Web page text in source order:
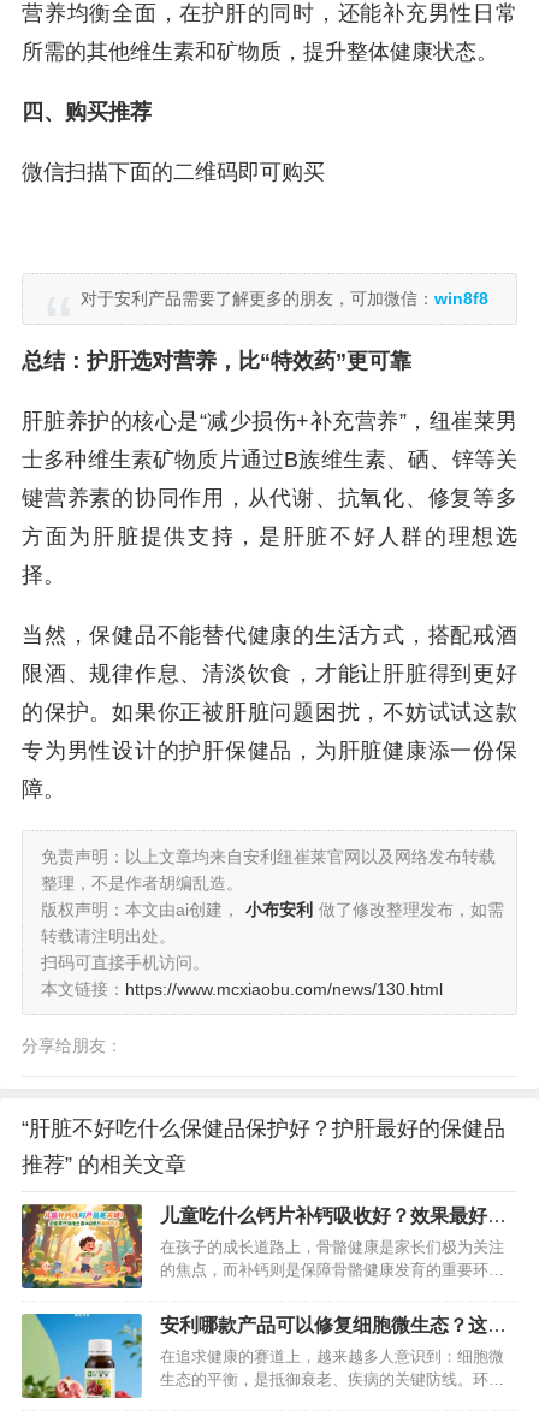
营养均衡全面，在护肝的同时，还能补充男性日常
所需的其他维生素和矿物质，提升整体健康状态。
四、购买推荐
微信扫描下面的二维码即可购买
对于安利产品需要了解更多的朋友，可加微信： win8f8
总结：护肝选对营养，比“特效药”更可靠
肝脏养护的核心是“减少损伤+补充营养”，纽崔莱男
士多种维生素矿物质片通过B族维生素、硒、锌等关
键营养素的协同作用，从代谢、抗氧化、修复等多
方面为肝脏提供支持，是肝脏不好人群的理想选
择。
当然，保健品不能替代健康的生活方式，搭配戒酒
限酒、规律作息、清淡饮食，才能让肝脏得到更好
的保护。如果你正被肝脏问题困扰，不妨试试这款
专为男性设计的护肝保健品，为肝脏健康添一份保
障。
免责声明：以上文章均来自安利纽崔莱官网以及网络发布转载
整理，不是作者胡编乱造。
版权声明：本文由ai创建，
小布安利 做了修改整理发布，如需
转载请注明出处。
扫码可直接手机访问。
本文链接： https://www.mcxiaobu.com/news/130.html
分享给朋友：
“肝脏不好吃什么保健品保护好？护肝最好的保健品
推荐” 的相关文章
儿童吃什么钙片补钙吸收好？效果最好的
补钙保健品推荐
在孩子的成长道路上，骨骼健康是家长们极为关注
的焦点，而补钙则是保障骨骼健康发育的重要环
入困惑：儿童吃什么钙片补钙吸收好？哪款补钙保
健品效果最佳？经过多方研究与众多家长的实践反
馈，纽崔莱钙镁维生素D咀嚼片成为备受推崇的优质
选择。…
安利哪款产品可以修复细胞微生态？这款
纽崔莱产品轻松修复细胞
在追求健康的赛道上，越来越多人意识到：细胞微
生态的平衡，是抵御衰老、疾病的关键防线。环境